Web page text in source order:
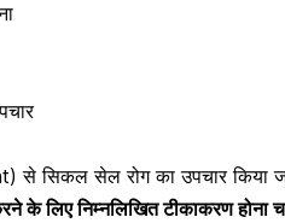
से सिकल सेल रोग का उपचार किया
लिए निम्नलिखित टीकाकरण होना